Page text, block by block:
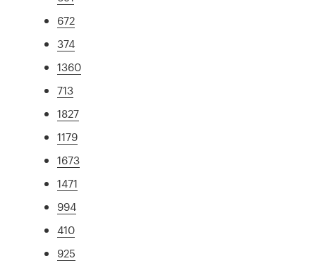
672
374
1360
713
1827
1179
1673
1471
994
410
925